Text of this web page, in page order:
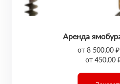
Аренда
от 8 500,00
от 450,00